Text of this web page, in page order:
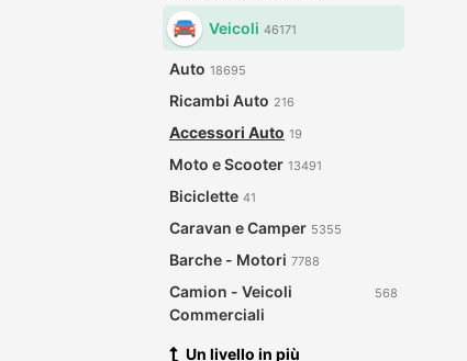
Veicoli 46171
Auto 18695
Ricambi Auto 216
Accessori Auto 19
Moto e Scooter 13491
Biciclette 41
Caravan e Camper 5355
Barche - Motori 7788
Camion - Veicoli
Commerciali
568
Un livello in più